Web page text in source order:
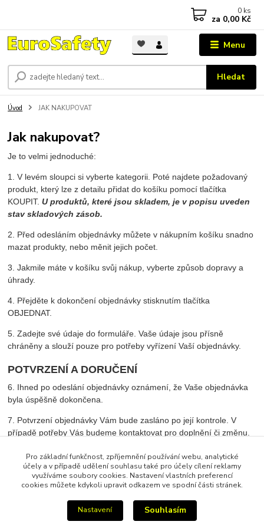
Menu
Hledat
0 ks
za 0,00 Kč
Úvod JAK NAKUPOVAT
Jak nakupovat?
Je to velmi jednoduché:
1. V levém sloupci si vyberte kategorii. Poté najdete požadovaný
produkt, který lze z detailu přidat do košíku pomocí tlačítka
KOUPIT.U produktů, které jsou skladem, je v popisu uveden
stav skladových zásob.
2. Před odesláním objednávky můžete v nákupním košíku snadno
mazat produkty, nebo měnit jejich počet.
3. Jakmile máte v košíku svůj nákup, vyberte způsob dopravy a
úhrady.
4. Přejděte k dokončení objednávky stisknutím tlačítka
OBJEDNAT.
5. Zadejte své údaje do formuláře. Vaše údaje jsou přísně
chráněny a slouží pouze pro potřeby vyřízení Vaší objednávky.
POTVRZENÍ A DORUČENÍ
6. Ihned po odeslání objednávky oznámení, že Vaše objednávka
byla úspěšně dokončena.
7. Potvrzení objednávky Vám bude zasláno po její kontrole. V
případě potřeby Vás budeme kontaktovat pro doplnění či změnu.
POŠTOVNÉ
Pro základní funkčnost, zpříjemnění používání webu, analytické
účely a v případě udělení souhlasu také pro účely cílení reklamy
využíváme soubory cookies. Nastavení vlastních preferencí
cookies můžete kdykoli upravit odkazem ve spodní části stránek.
Nastavení Souhlasím